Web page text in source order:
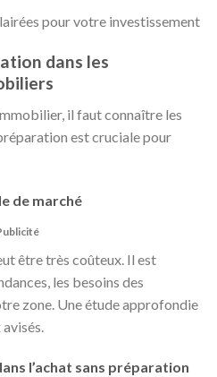
pour votre investissement
dans les
il faut connaître les
est cruciale pour
de marché
être très coûteux. Il est
les besoins des
zone. Une étude approfondie
l’achat sans préparation